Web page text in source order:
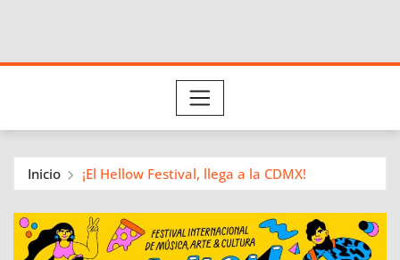
Inicio ¡El Hellow Festival, llega a la CDMX!